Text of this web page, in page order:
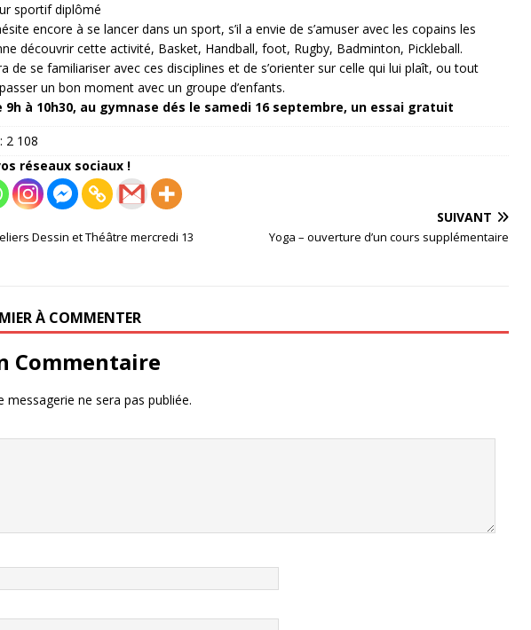
sportif diplômé
encore à se lancer dans un sport, s’il a envie de s’amuser avec les copains les
découvrir cette activité, Basket, Handball, foot, Rugby, Badminton, Pickleball.
de se familiariser avec ces disciplines et de s’orienter sur celle qui lui plaît, ou tout
un bon moment avec un groupe d’enfants.
9h à 10h30, au gymnase dés le samedi 16 septembre, un essai gratuit
2 108
réseaux sociaux !
Dessin et Théâtre mercredi 13
SUIVANT
Yoga – ouverture d’un cours supplémentaire
À COMMENTER
Commentaire
messagerie ne sera pas publiée.